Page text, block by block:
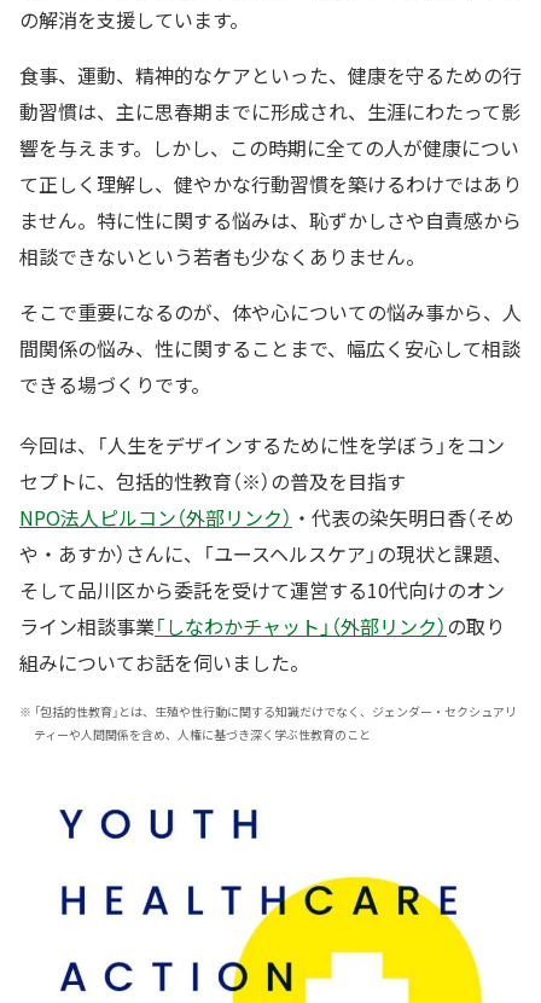
の解消を支援しています。
食事、運動、精神的なケアといった、健康を守るための行
動習慣は、主に思春期までに形成され、生涯にわたって影
響を与えます。しかし、この時期に全ての人が健康につい
て正しく理解し、健やかな行動習慣を築けるわけではあり
ません。特に性に関する悩みは、恥ずかしさや自責感から
相談できないという若者も少なくありません。
そこで重要になるのが、体や心についての悩み事から、人
間関係の悩み、性に関することまで、幅広く安心して相談
できる場づくりです。
今回は、「人生をデザインするために性を学ぼう」をコン
セプトに、包括的性教育（※）の普及を目指す
NPO法人ピルコン（外部リンク） ・代表の染矢明日香（そめ
や・あすか）さんに、「ユースヘルスケア」の現状と課題、
そして品川区から委託を受けて運営する10代向けのオン
ライン相談事業「しなわかチャット」（外部リンク）の取り
組みについてお話を伺いました。
※ 「包括的性教育」とは、生殖や性行動に関する知識だけでなく、ジェンダー・セクシュアリ
ティーや人間関係を含め、人権に基づき深く学ぶ性教育のこと